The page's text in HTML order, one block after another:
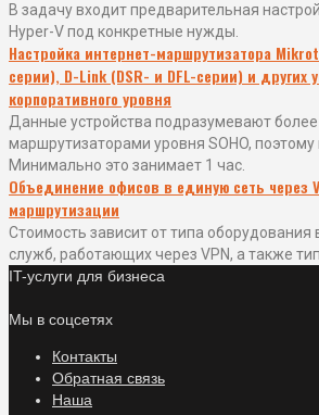
В задачу входит предварительная
Hyper-V под конкретные нужды.
Настройка интернет-маршрутизатора
серии), D-Link (DSR- и DFL-серии) и других
корпоративного уровня
Данные устройства подразумевают
маршрутизаторами уровня SOHO,
Минимально это занимает 1 час.
Объединение офисов в единую сеть через
маршрутизации
Стоимость зависит от типа
служб, работающих через VPN, а также
IT-услуги для бизнеса
Мы в соцсетях
Контакты
Обратная связь
Наша